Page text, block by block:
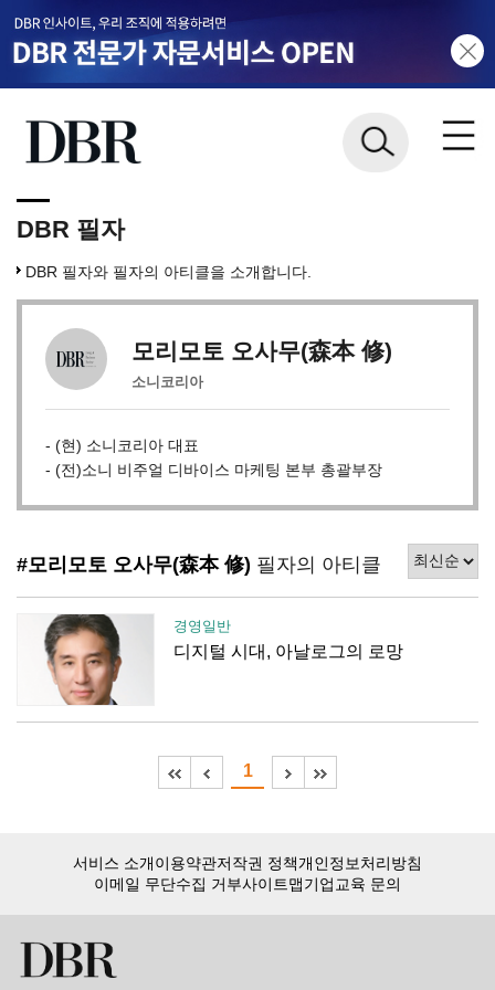
DBR 필자
DBR 필자와 필자의 아티클을 소개합니다.
모리모토 오사무(森本 修)
소니코리아
- (현) 소니코리아 대표
- (전)소니 비주얼 디바이스 마케팅 본부 총괄부장
#모리모토 오사무(森本 修) 필자의 아티클
경영일반
디지털 시대, 아날로그의 로망
1
서비스 소개이용약관저작권 정책개인정보처리방침
이메일 무단수집 거부사이트맵기업교육 문의